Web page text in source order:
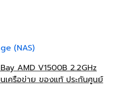
(NAS)
AMD V1500B 2.2GHz
ครือข่าย ของแท้ ประกันศูนย์